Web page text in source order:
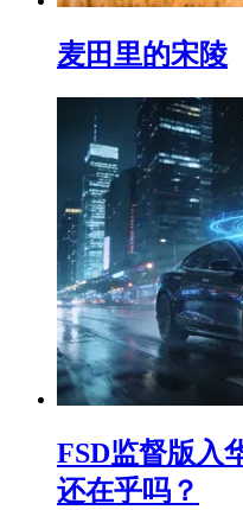
麦田里的宋陵
FSD监督版入
还在乎吗？